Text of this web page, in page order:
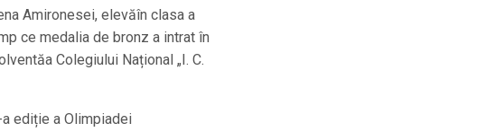
Amironesei, elevăîn clasa a
ce medalia de bronz a intrat în
Colegiului Național „I. C.
ediție a Olimpiadei